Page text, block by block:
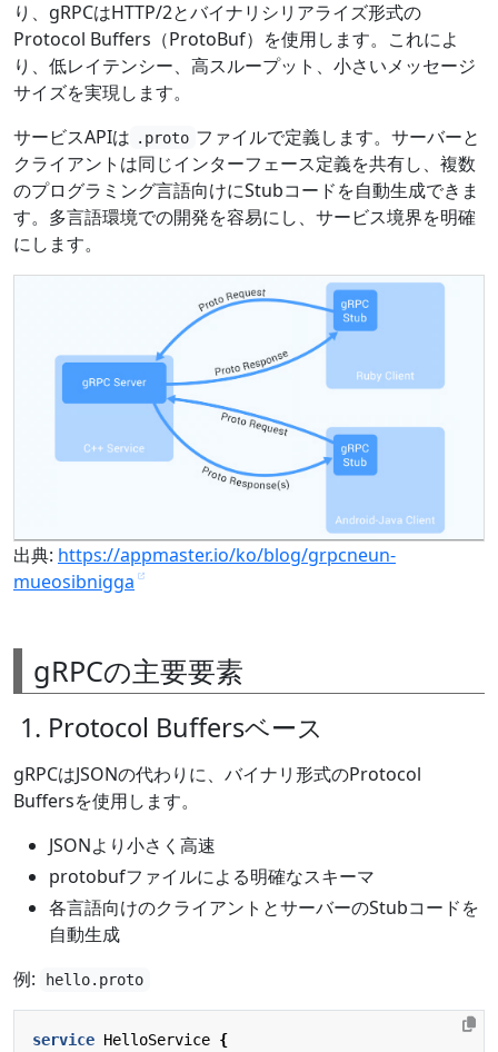
り、gRPCはHTTP/2とバイナリシリアライズ形式の
Protocol Buffers（ProtoBuf）を使用します。これによ
り、低レイテンシー、高スループット、小さいメッセージ
サイズを実現します。
サービスAPIは .proto ファイルで定義します。サーバーと
クライアントは同じインターフェース定義を共有し、複数
のプログラミング言語向けにStubコードを自動生成できま
す。多言語環境での開発を容易にし、サービス境界を明確
にします。
出典: https://appmaster.io/ko/blog/grpcneun-
mueosibnigga
gRPCの主要要素
1. Protocol Buffersベース
gRPCはJSONの代わりに、バイナリ形式のProtocol
Buffersを使用します。
JSONより小さく高速
protobufファイルによる明確なスキーマ
各言語向けのクライアントとサーバーのStubコードを
自動生成
例:
hello.proto
service HelloService {